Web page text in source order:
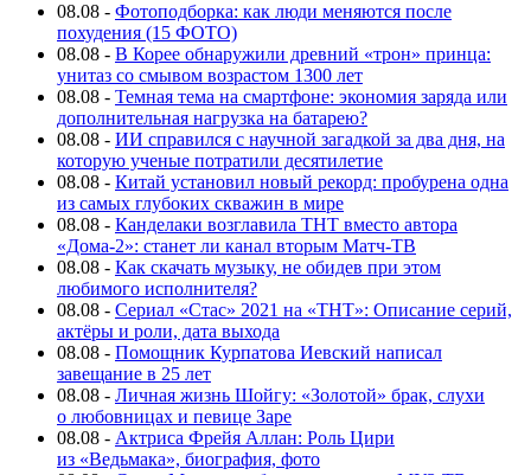
08.08 - Фотоподборка: как люди меняются после
похудения (15 ФОТО)
08.08 - В Корее обнаружили древний «трон» принца:
унитаз со смывом возрастом 1300 лет
08.08 - Темная тема на смартфоне: экономия заряда или
дополнительная нагрузка на батарею?
08.08 - ИИ справился с научной загадкой за два дня, на
которую ученые потратили десятилетие
08.08 - Китай установил новый рекорд: пробурена одна
из самых глубоких скважин в мире
08.08 - Канделаки возглавила ТНТ вместо автора
«Дома-2»: станет ли канал вторым Матч-ТВ
08.08 - Как скачать музыку, не обидев при этом
любимого исполнителя?
08.08 - Сериал «Стас» 2021 на «ТНТ»: Описание серий,
актёры и роли, дата выхода
08.08 - Помощник Курпатова Иевский написал
завещание в 25 лет
08.08 - Личная жизнь Шойгу: «Золотой» брак, слухи
о любовницах и певице Заре
08.08 - Актриса Фрейя Аллан: Роль Цири
из «Ведьмака», биография, фото